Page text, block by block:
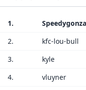
1.
2.
kfc-lou-bull
3.
kyle
4.
vluyner